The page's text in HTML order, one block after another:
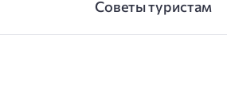
Советы туристам